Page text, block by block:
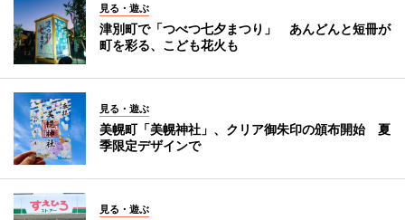
見る・遊ぶ
津別町で「つべつ七夕まつり」 あんどんと短冊が
町を彩る、こども花火も
見る・遊ぶ
美幌町「美幌神社」、クリア御朱印の頒布開始 夏
季限定デザインで
見る・遊ぶ